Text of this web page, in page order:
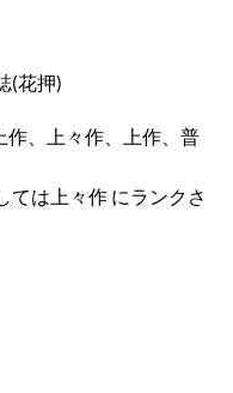
(花押)
作、上々作、上作、普
ては上々作 にランクさ